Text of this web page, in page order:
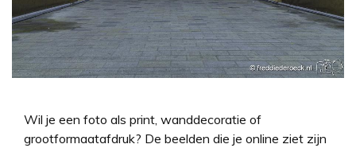
Wil je een foto als print, wanddecoratie of
grootformaatafdruk? De beelden die je online ziet zijn